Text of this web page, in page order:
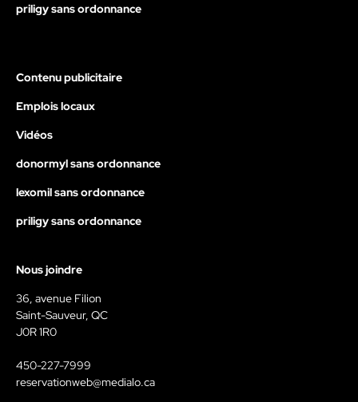
priligy sans ordonnance
Contenu publicitaire
Emplois locaux
Vidéos
donormyl sans ordonnance
lexomil sans ordonnance
priligy sans ordonnance
Nous joindre
36, avenue Filion
Saint-Sauveur, QC
J0R 1R0
450-227-7999
reservationweb@medialo.ca